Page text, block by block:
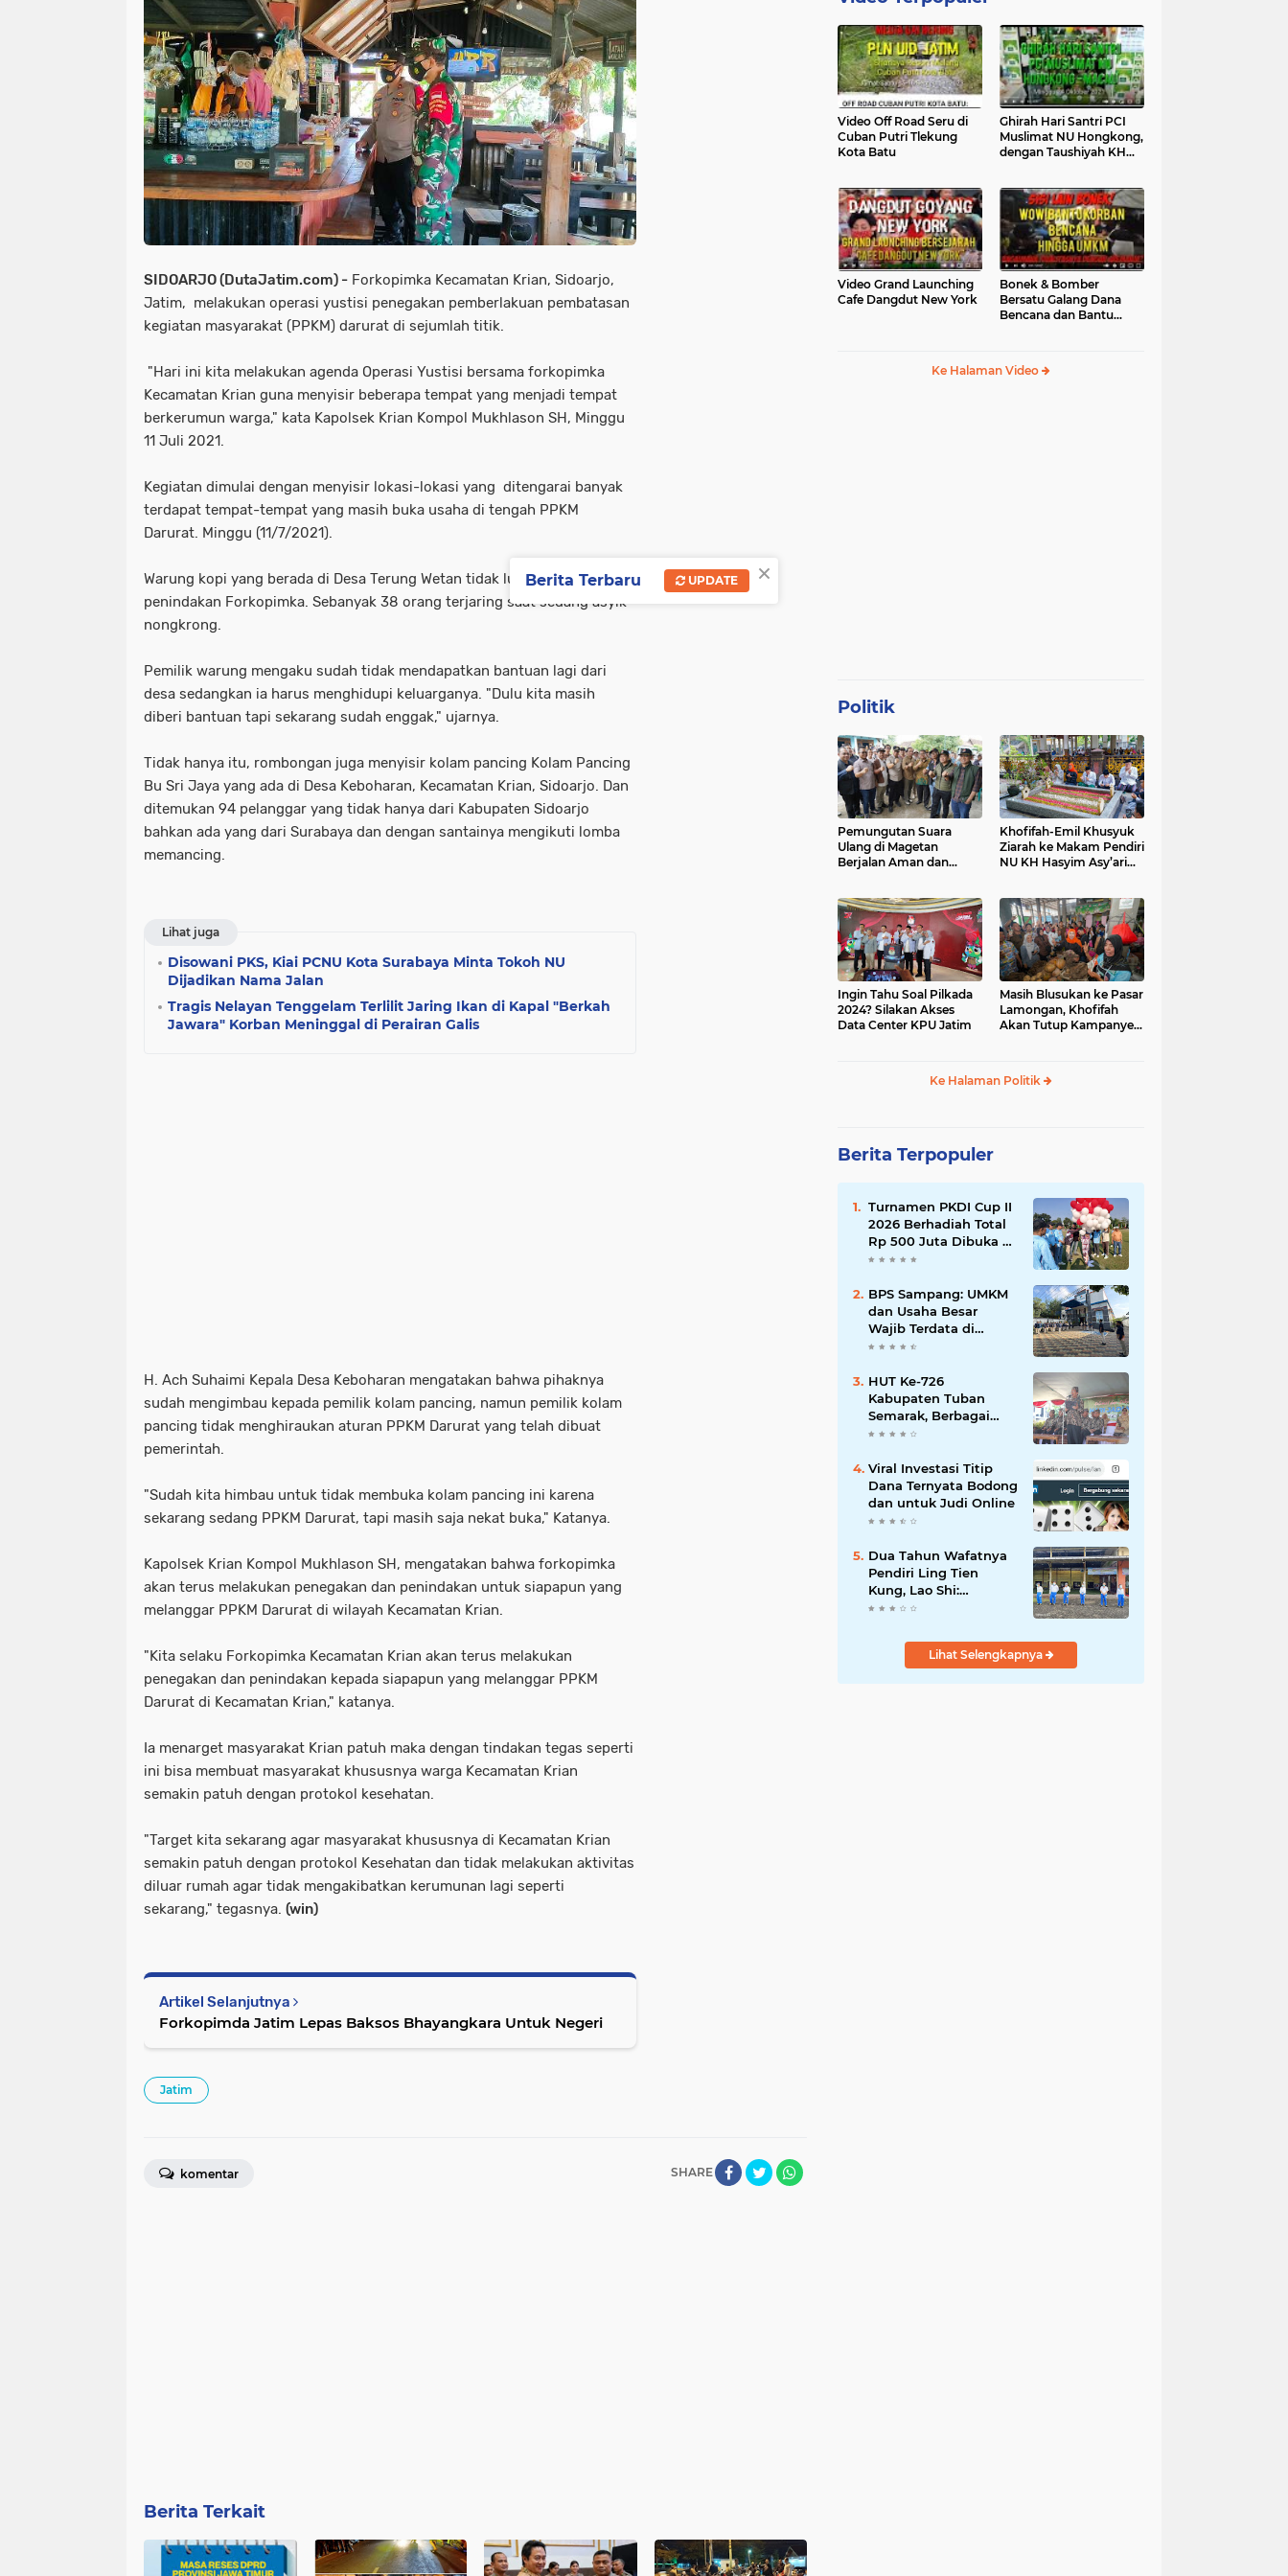
SIDOARJO (DutaJatim.com) - Forkopimka Kecamatan Krian, Sidoarjo,
Jatim, melakukan operasi yustisi penegakan pemberlakuan pembatasan
kegiatan masyarakat (PPKM) darurat di sejumlah titik.
"Hari ini kita melakukan agenda Operasi Yustisi bersama forkopimka
Kecamatan Krian guna menyisir beberapa tempat yang menjadi tempat
berkerumun warga," kata Kapolsek Krian Kompol Mukhlason SH, Minggu
11 Juli 2021.
Kegiatan dimulai dengan menyisir lokasi-lokasi yang ditengarai banyak
terdapat tempat-tempat yang masih buka usaha di tengah PPKM
Darurat. Minggu (11/7/2021).
Warung kopi yang berada di Desa Terung Wetan tidak luput dari
penindakan Forkopimka. Sebanyak 38 orang terjaring saat sedang asyik
nongkrong.
Pemilik warung mengaku sudah tidak mendapatkan bantuan lagi dari
desa sedangkan ia harus menghidupi keluarganya. "Dulu kita masih
diberi bantuan tapi sekarang sudah enggak," ujarnya.
Tidak hanya itu, rombongan juga menyisir kolam pancing Kolam Pancing
Bu Sri Jaya yang ada di Desa Keboharan, Kecamatan Krian, Sidoarjo. Dan
ditemukan 94 pelanggar yang tidak hanya dari Kabupaten Sidoarjo
bahkan ada yang dari Surabaya dan dengan santainya mengikuti lomba
memancing.
Lihat juga
Disowani PKS, Kiai PCNU Kota Surabaya Minta Tokoh NU
Dijadikan Nama Jalan
Tragis Nelayan Tenggelam Terlilit Jaring Ikan di Kapal "Berkah
Jawara" Korban Meninggal di Perairan Galis
H. Ach Suhaimi Kepala Desa Keboharan mengatakan bahwa pihaknya
sudah mengimbau kepada pemilik kolam pancing, namun pemilik kolam
pancing tidak menghiraukan aturan PPKM Darurat yang telah dibuat
pemerintah.
"Sudah kita himbau untuk tidak membuka kolam pancing ini karena
sekarang sedang PPKM Darurat, tapi masih saja nekat buka," Katanya.
Kapolsek Krian Kompol Mukhlason SH, mengatakan bahwa forkopimka
akan terus melakukan penegakan dan penindakan untuk siapapun yang
melanggar PPKM Darurat di wilayah Kecamatan Krian.
"Kita selaku Forkopimka Kecamatan Krian akan terus melakukan
penegakan dan penindakan kepada siapapun yang melanggar PPKM
Darurat di Kecamatan Krian," katanya.
Ia menarget masyarakat Krian patuh maka dengan tindakan tegas seperti
ini bisa membuat masyarakat khususnya warga Kecamatan Krian
semakin patuh dengan protokol kesehatan.
"Target kita sekarang agar masyarakat khususnya di Kecamatan Krian
semakin patuh dengan protokol Kesehatan dan tidak melakukan aktivitas
diluar rumah agar tidak mengakibatkan kerumunan lagi seperti
sekarang," tegasnya. (win)
Artikel Selanjutnya
Forkopimda Jatim Lepas Baksos Bhayangkara Untuk Negeri
Jatim
SHARE
komentar
Berita Terkait
Video Off Road Seru di
Cuban Putri Tlekung
Kota Batu
Ghirah Hari Santri PCI
Muslimat NU Hongkong,
dengan Taushiyah KH
Video Grand Launching
Cafe Dangdut New York
Bonek & Bomber
Bersatu Galang Dana
Bencana dan Bantu
Ke Halaman Video
Politik
Pemungutan Suara
Ulang di Magetan
Berjalan Aman dan
Khofifah-Emil Khusyuk
Ziarah ke Makam Pendiri
NU KH Hasyim Asy’ari
Ingin Tahu Soal Pilkada
2024? Silakan Akses
Data Center KPU Jatim
Masih Blusukan ke Pasar
Lamongan, Khofifah
Akan Tutup Kampanye
Ke Halaman Politik
Berita Terpopuler
Turnamen PKDI Cup II
2026 Berhadiah Total
Rp 500 Juta Dibuka di
Jombang, Ketua PKDI
Mahdi: Ajang
Silaturrahmi dan
Media Komunikasi
Antar-Kades untuk
BPS Sampang: UMKM
dan Usaha Besar
Wajib Terdata di
Sensus Ekonomi 2026,
Sasaran
HUT Ke-726
Kabupaten Tuban
Semarak, Berbagai
Prestasinya Pun
Viral Investasi Titip
Dana Ternyata Bodong
dan untuk Judi Online
Dua Tahun Wafatnya
Pendiri Ling Tien
Kung, Lao Shi:
Amanah Harus Kita
Lihat Selengkapnya
×
Berita Terbaru UPDATE